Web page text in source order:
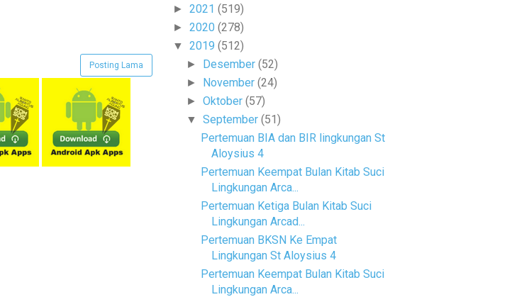
Posting Lama
► 2021 (519)
► 2020 (278)
▼ 2019 (512)
► Desember(52)
► November(24)
►Oktober(57)
▼September(51)
Pertemuan BIA dan BIR lingkungan St
Aloysius 4
Pertemuan Keempat Bulan Kitab Suci
Lingkungan Arca...
Pertemuan Ketiga Bulan Kitab Suci
Lingkungan Arcad...
Pertemuan BKSN Ke Empat
Lingkungan St Aloysius 4
Pertemuan Keempat Bulan Kitab Suci
Lingkungan Arca...